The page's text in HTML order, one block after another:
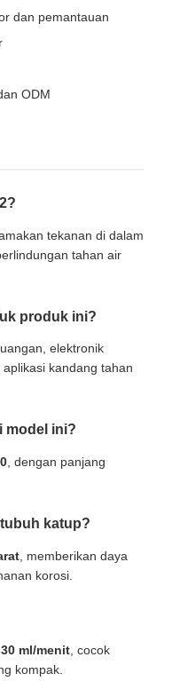
dan pemantauan
ODM
tekanan di dalam
tahan air
produk ini?
elektronik
kandang tahan
model ini?
, dengan panjang
katup?
, memberikan daya
korosi.
ml/menit , cocok
kompak.